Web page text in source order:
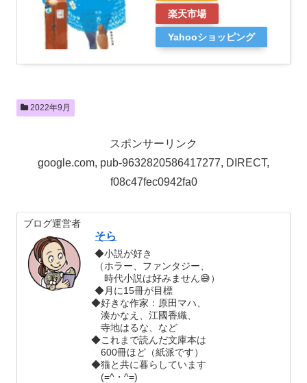
楽天市場
Yahooショッピング
2022年9月
スポンサーリンク
google.com, pub-9632820586417277, DIRECT,
f08c47fec0942fa0
ブログ運営者
そら
◆小説が好き
（ホラー、ファンタジー、
時代小説は好みません😅）
◆月に15冊が目標
◆好きな作家：原田マハ、
湊かなえ、江國香織、
寺地はるな、など
◆これまで読んだ文庫本は
600冊ほど（紙派です）
◆猫と共に暮らしています
(=^・^=)